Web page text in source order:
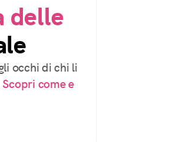
delle
occhi di chi li
Scopri come e